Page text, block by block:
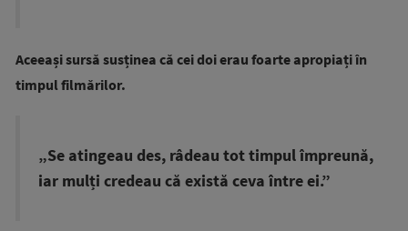
Aceeași sursă susținea că cei doi erau foarte apropiați în
timpul filmărilor.
„Se atingeau des, râdeau tot timpul împreună,
iar mulți credeau că există ceva între ei.”